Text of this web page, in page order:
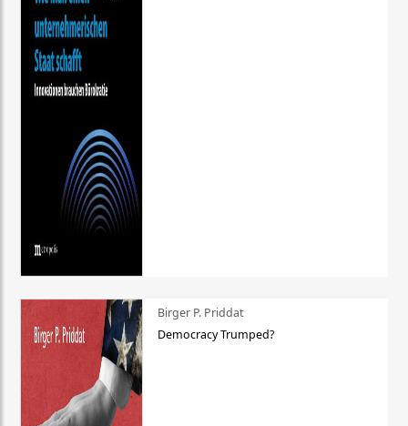
Birger P. Priddat
Democracy Trumped?